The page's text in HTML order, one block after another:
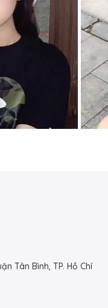
Tân Bình, TP. Hồ Chí